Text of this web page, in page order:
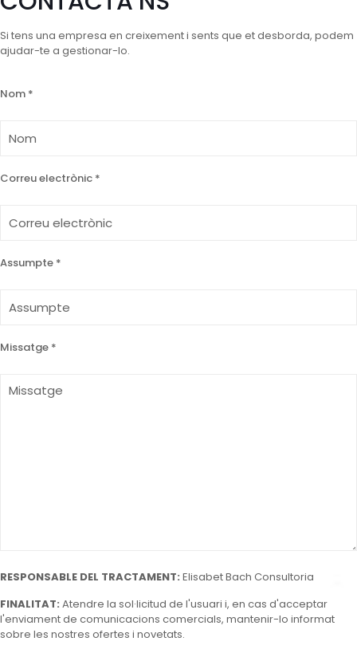
Si tens una empresa en creixement i sents que et desborda, podem
ajudar-te a gestionar-lo.
Nom *
Correu electrònic *
Assumpte *
Missatge *
RESPONSABLE DEL TRACTAMENT: Elisabet Bach Consultoria
FINALITAT: Atendre la sol·licitud de l'usuari i, en cas d'acceptar
l'enviament de comunicacions comercials, mantenir-lo informat
sobre les nostres ofertes i novetats.